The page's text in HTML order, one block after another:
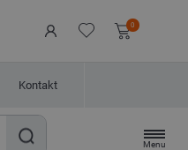
0
Kontakt
Menu